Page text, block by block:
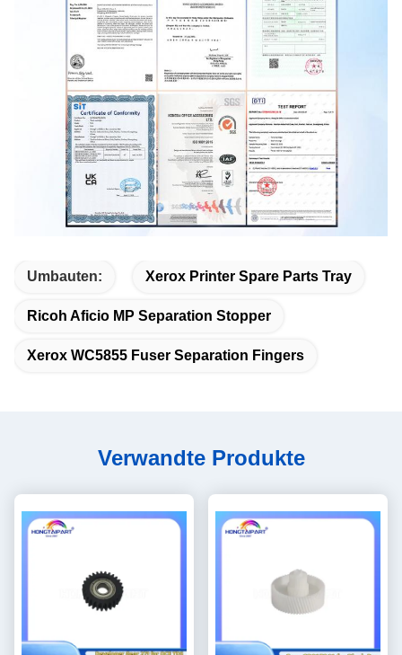
Umbauten: Xerox Printer Spare Parts Tray
Ricoh Aficio MP Separation Stopper
Xerox WC5855 Fuser Separation Fingers
Verwandte Produkte